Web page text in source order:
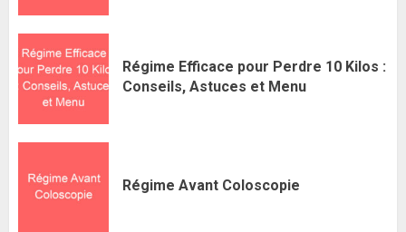
Régime Efficace pour Perdre 10 Kilos :
Conseils, Astuces et Menu
Régime Avant Coloscopie